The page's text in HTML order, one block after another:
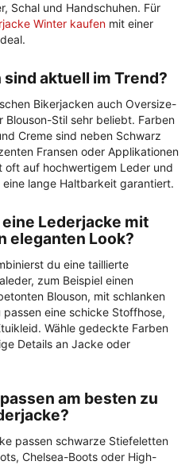
Schal und Handschuhen. Für
Winter kaufen mit einer
aktuell im Trend?
Bikerjacken auch Oversize-
Blouson-Stil sehr beliebt. Farben
Creme sind neben Schwarz
Fransen oder Applikationen
oft auf hochwertigem Leder und
lange Haltbarkeit garantiert.
Lederjacke mit
eleganten Look?
du eine taillierte
zum Beispiel einen
Blouson, mit schlanken
eine schicke Stoffhose,
Wähle gedeckte Farben
Details an Jacke oder
am besten zu
passen schwarze Stiefeletten
Chelsea-Boots oder High-